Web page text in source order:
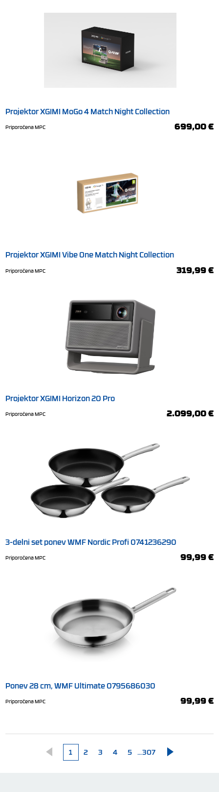
Projektor XGIMI MoGo 4 Match Night Collection
Priporočena MPC 699,00 €
Projektor XGIMI Vibe One Match Night Collection
Priporočena MPC 319,99 €
Projektor XGIMI Horizon 20 Pro
Priporočena MPC 2.099,00 €
3-delni set ponev WMF Nordic Profi 0741236290
Priporočena MPC 99,99 €
Ponev 28 cm, WMF Ultimate 0795686030
Priporočena MPC 99,99 €
1 2 3 4 5 ...307